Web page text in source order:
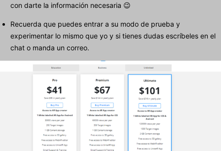
con darte la información necesaria 😉
Recuerda que puedes entrar a su modo de prueba y
experimentar lo mismo que yo y si tienes dudas escríbeles en el
chat o manda un correo.